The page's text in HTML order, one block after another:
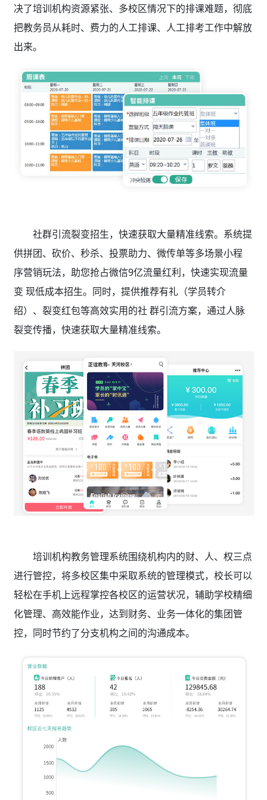
决了培训机构资源紧张、多校区情况下的排课难题，彻底
把教务员从耗时、费力的人工排课、人工排考工作中解放
出来。
社群引流裂变招生，快速获取大量精准线索。系统提
供拼团、砍价、秒杀、投票助力、微传单等多场景小程
序营销玩法，助您抢占微信9亿流量红利，快速实现流量
变 现低成本招生。同时，提供推荐有礼（学员转介
绍）、裂变红包等高效实用的社 群引流方案，通过人脉
裂变传播，快速获取大量精准线索。
培训机构教务管理系统围绕机构内的财、人、权三点
进行管控，将多校区集中采取系统的管理模式，校长可以
轻松在手机上远程掌控各校区的运营状况，辅助学校精细
化管理、高效能作业，达到财务、业务一体化的集团管
控，同时节约了分支机构之间的沟通成本。